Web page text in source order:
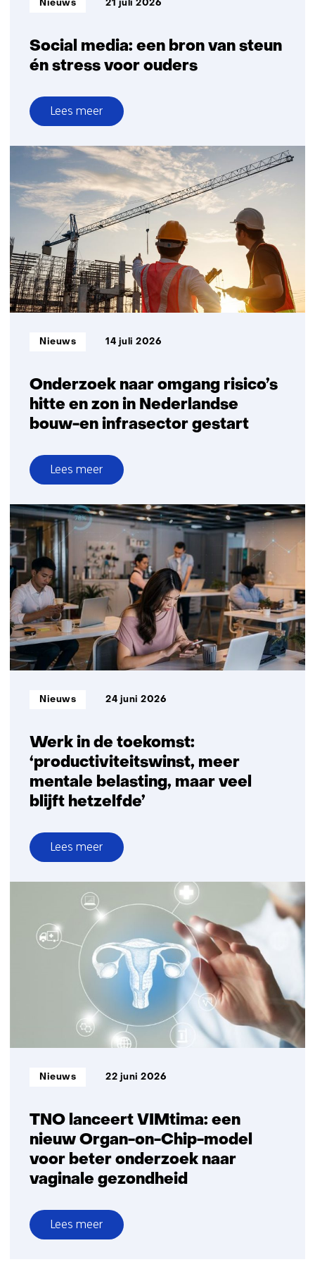
Social media: een bron van steun
én stress voor ouders
Nieuws 21 juli 2026
Lees meer
over
Social
media:
een
bron
van
steun
én
stress
voor
ouders
Onderzoek naar omgang risico’s
hitte en zon in Nederlandse
bouw-en infrasector gestart
Informatietype:
Nieuws 14 juli 2026
Lees meer
over
Onderzoek
naar
omgang
risico’s
hitte
en
zon
in
Nederlandse
bouw-
en
gestart
Werk in de toekomst:
‘productiviteitswinst, meer
mentale belasting, maar veel
blijft hetzelfde’
Informatietype:
Nieuws 24 juni 2026
Lees meer
over
Werk
toekomst:
‘productiviteitswinst,
mentale
belasting,
blijft
TNO lanceert VIMtima: een
nieuw Organ-on-Chip-model
voor beter onderzoek naar
vaginale gezondheid
Informatietype:
Nieuws 22 juni 2026
Lees meer
over